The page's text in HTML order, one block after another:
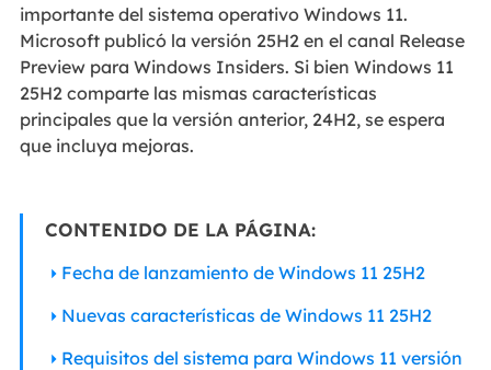
importante del sistema operativo Windows 11.
Microsoft publicó la versión 25H2 en el canal Release
Preview para Windows Insiders. Si bien Windows 11
25H2 comparte las mismas características
principales que la versión anterior, 24H2, se espera
que incluya mejoras.
CONTENIDO DE LA PÁGINA:
Fecha de lanzamiento de Windows 11 25H2
Nuevas características de Windows 11 25H2
Requisitos del sistema para Windows 11 versión